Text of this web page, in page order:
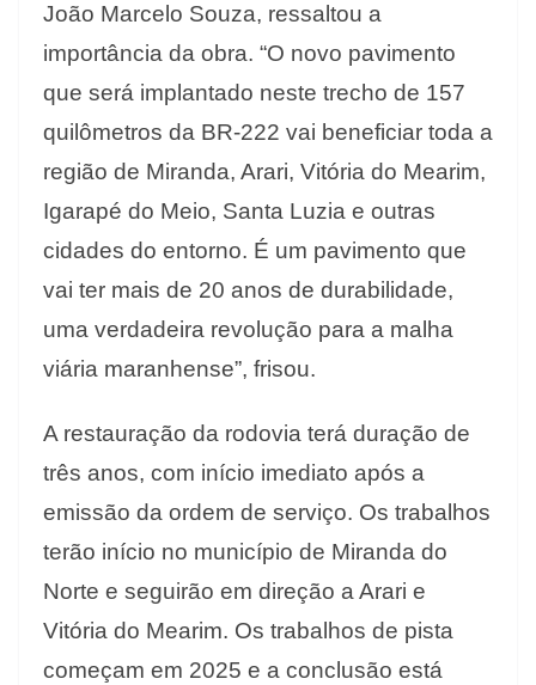
João Marcelo Souza, ressaltou a
importância da obra. “O novo pavimento
que será implantado neste trecho de 157
quilômetros da BR-222 vai beneficiar toda a
região de Miranda, Arari, Vitória do Mearim,
Igarapé do Meio, Santa Luzia e outras
cidades do entorno. É um pavimento que
vai ter mais de 20 anos de durabilidade,
uma verdadeira revolução para a malha
viária maranhense”, frisou.
A restauração da rodovia terá duração de
três anos, com início imediato após a
emissão da ordem de serviço. Os trabalhos
terão início no município de Miranda do
Norte e seguirão em direção a Arari e
Vitória do Mearim. Os trabalhos de pista
começam em 2025 e a conclusão está